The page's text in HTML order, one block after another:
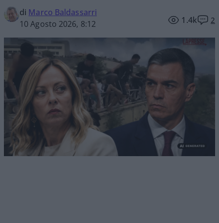
di Marco Baldassarri
10 Agosto 2026, 8:12
1.4k 2